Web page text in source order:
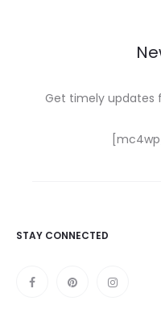
Get timely updates
STAY CONNECTED